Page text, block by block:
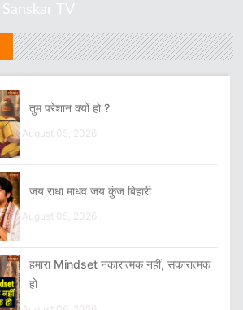
TV
तुम परेशान क्यों हो ?
August 05, 2026
जय राधा माधव जय कुंज बिहारी
August 05, 2026
हमारा Mindset नकारात्मक नहीं, सकारात्मक
हो